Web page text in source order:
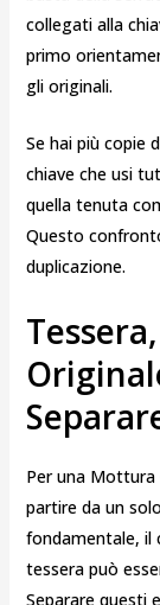
collegati alla
primo
gli originali.
Se hai più copie
chiave che usi
quella tenuta
Questo
duplicazione.
Per una Mottura
partire da un
fondamentale, il
tessera può
Separare questi